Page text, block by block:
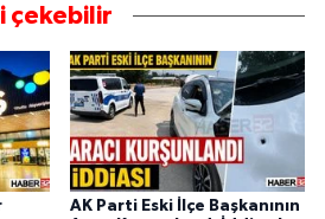
çekebilir
AK Parti Eski İlçe Başkanının